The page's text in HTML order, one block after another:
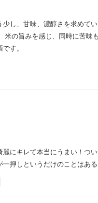
し、甘味、濃醇さを求めて
米の旨みを感じ、同時に苦味
す。
麗にキレて本当にうまい！つ
押しというだけのことはある